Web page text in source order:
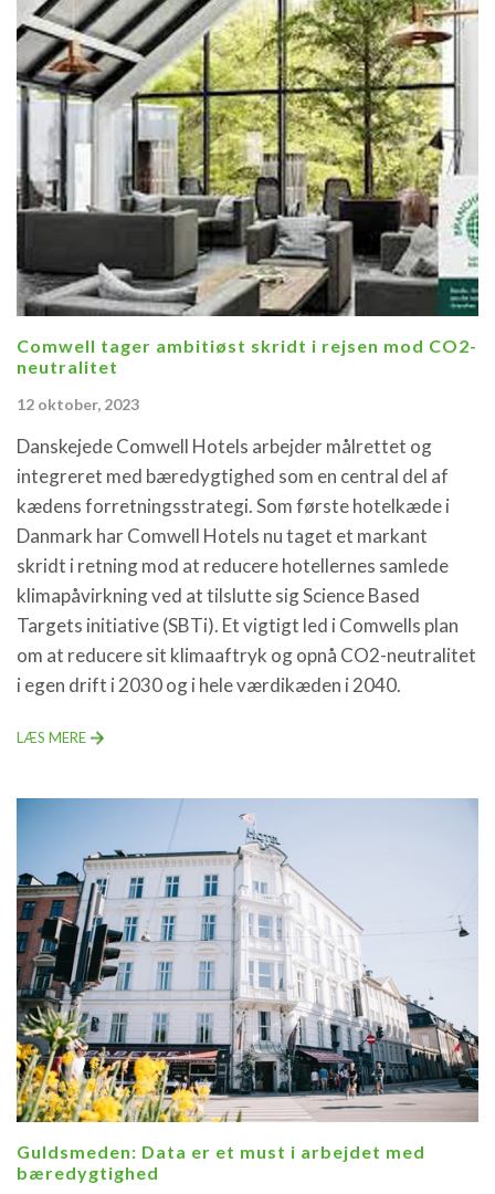
Comwell tager ambitiøst skridt i rejsen mod CO2-
neutralitet
12 oktober, 2023
Danskejede Comwell Hotels arbejder målrettet og
integreret med bæredygtighed som en central del af
kædens forretningsstrategi. Som første hotelkæde i
Danmark har Comwell Hotels nu taget et markant
skridt i retning mod at reducere hotellernes samlede
klimapåvirkning ved at tilslutte sig Science Based
Targets initiative (SBTi). Et vigtigt led i Comwells plan
om at reducere sit klimaaftryk og opnå CO2-neutralitet
i egen drift i 2030 og i hele værdikæden i 2040.
LÆS MERE
Guldsmeden: Data er et must i arbejdet med
bæredygtighed